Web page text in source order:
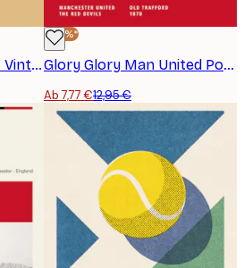
Andreas Magnusson - Vintage Baseballhandschuh und Ball Poster
-40%*
Glory Glory Man United Poster
Ab 7,77 €12,95 €